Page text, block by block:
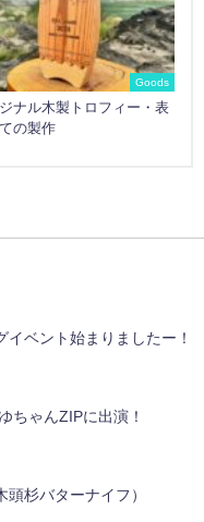
Goods
ナル木製トロフィー・表
の製作
ベント始まりましたー！
ちゃんZIPに出演！
杉バターナイフ）